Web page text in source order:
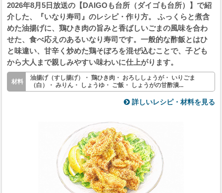
2026年8月5日放送の【DAIGOも台所（ダイゴも台所）】で紹
介した、『いなり寿司』のレシピ・作り方。 ふっくらと煮含
めた油揚げに、鶏ひき肉の旨みと香ばしいごまの風味を合わ
せた、食べ応えのあるいなり寿司です。一般的な酢飯とはひ
と味違い、甘辛く炒めた鶏そぼろを混ぜ込むことで、子ども
から大人まで親しみやすい味わいに仕上がります。
油揚げ（すし揚げ）・ 鶏ひき肉・ おろししょうが・ いりごま
（白）・ みりん・ しょうゆ・ ご飯・ しょうがの甘酢漬...
詳しいレシピ・材料を見る